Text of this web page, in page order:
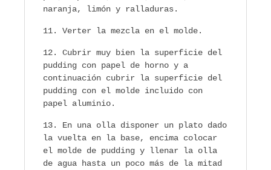
naranja, limón y ralladuras.
Verter la mezcla en el molde.
Cubrir muy bien la superficie del
pudding con papel de horno y a
continuación cubrir la superficie del
pudding con el molde incluido con
papel aluminio.
En una olla disponer un plato dado
la vuelta en la base, encima colocar
el molde de pudding y llenar la olla
de agua hasta un poco más de la mitad